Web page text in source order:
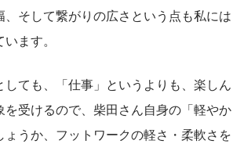
そして繋がりの広さという点も私には
ます。
ても、「仕事」というよりも、楽しん
を受けるので、柴田さん自身の「軽やか
ょうか、フットワークの軽さ・柔軟さを